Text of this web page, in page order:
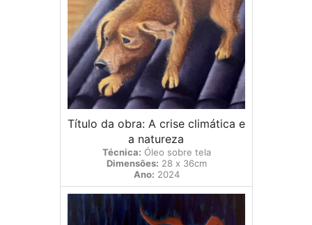
Título da obra: A crise climática e
a natureza
Técnica: Óleo sobre tela
Dimensões: 28 x 36cm
Ano: 2024